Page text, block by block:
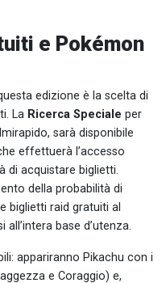
e Pokémon
edizione è la scelta di
La Ricerca Speciale per
sarà disponibile
effettuerà l’accesso
di acquistare biglietti.
della probabilità di
biglietti raid gratuiti al
base d’utenza.
appariranno Pikachu con i
e Coraggio) e,